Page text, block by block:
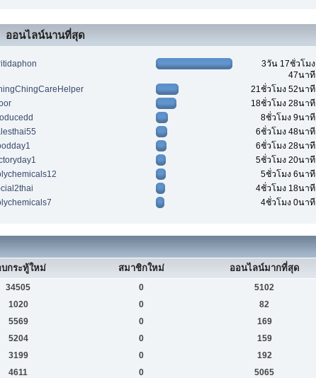
ออนไลน์นานที่สุด
3วัน 17ชั่วโมง
47นาที
21ชั่วโมง 52นาที
18ชั่วโมง 28นาที
8ชั่วโมง 9นาที
6ชั่วโมง 48นาที
6ชั่วโมง 28นาที
5ชั่วโมง 20นาที
5ชั่วโมง 6นาที
4ชั่วโมง 18นาที
4ชั่วโมง 0นาที
บกระทู้ใหม่ สมาชิกใหม่ ออนไลน์มากที่สุด
34505 0
5102
1020 0
82
5569 0
169
5204 0
159
3199 0
192
4611 0
5065